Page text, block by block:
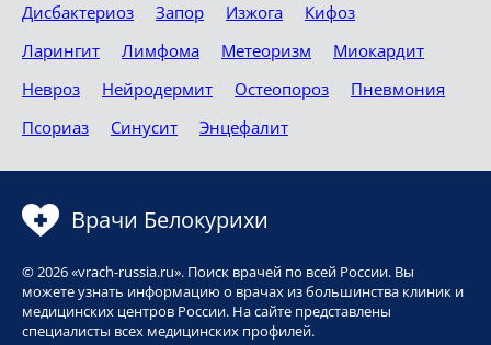
Дисбактериоз
Запор Изжога
Кифоз
Ларингит
Лимфома Метеоризм
Миокардит
Невроз
Нейродермит Остеопороз
Пневмония
Псориаз
Синусит Энцефалит
Врачи Белокурихи
© 2026 «vrach-russia.ru». Поиск врачей по всей России. Вы
можете узнать информацию о врачах из большинства клиник и
медицинских центров России. На сайте представлены
специалисты всех медицинских профилей.